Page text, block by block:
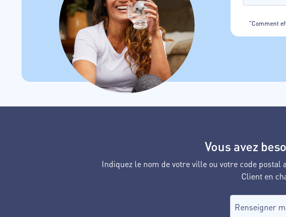
"Comment
Vous avez
Indiquez le nom de votre ville ou votre code
Client en
Recherche de